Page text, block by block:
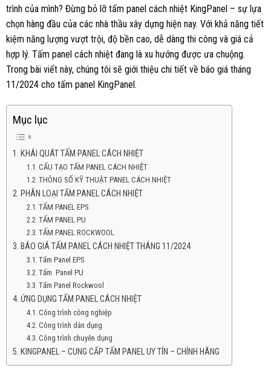
trình của mình? Đừng bỏ lỡ tấm panel cách nhiệt KingPanel – sự lựa
chọn hàng đầu của các nhà thầu xây dựng hiện nay. Với khả năng tiết
kiệm năng lượng vượt trội, độ bền cao, dễ dàng thi công và giá cả
hợp lý. Tấm panel cách nhiệt đang là xu hướng được ưa chuộng.
Trong bài viết này, chúng tôi sẽ giới thiệu chi tiết về báo giá tháng
11/2024 cho tấm panel KingPanel.
Mục lục
KHÁI QUÁT TẤM PANEL CÁCH NHIỆT
CẤU TẠO TẤM PANEL CÁCH NHIỆT
THÔNG SỐ KỸ THUẬT PANEL CÁCH NHIỆT
PHÂN LOẠI TẤM PANEL CÁCH NHIỆT
TẤM PANEL EPS
TẤM PANEL PU
TẤM PANEL ROCKWOOL
BÁO GIÁ TẤM PANEL CÁCH NHIỆT THÁNG 11/2024
Tấm Panel EPS
Tấm Panel PU
Tấm Panel Rockwool
ỨNG DỤNG TẤM PANEL CÁCH NHIỆT
Công trình công nghiệp
Công trình dân dụng
Công trình chuyên dụng
KINGPANEL – CUNG CẤP TẤM PANEL UY TÍN – CHÍNH HÃNG